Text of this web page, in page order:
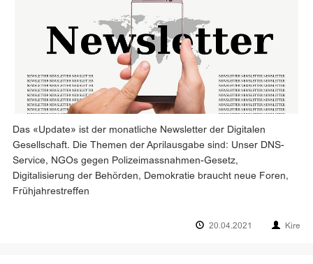
Das «Update» ist der monatliche Newsletter der Digitalen
Gesellschaft. Die Themen der Aprilausgabe sind: Unser DNS-
Service, NGOs gegen Polizeimassnahmen-Gesetz,
Digitalisierung der Behörden, Demokratie braucht neue Foren,
Frühjahrestreffen
20.04.2021 Kire